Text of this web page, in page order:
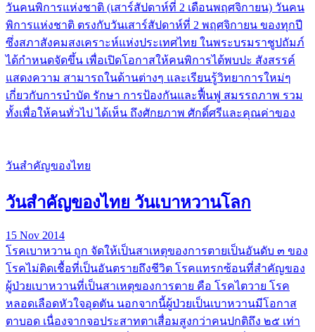
วันคนพิการแห่งชาติ (เสาร์สัปดาห์ที่ 2 เดือนพฤศจิกายน) วันคน
พิการแห่งชาติ ตรงกับวันเสาร์สัปดาห์ที่ 2 พฤศจิกายน ของทุกปี
ซึ่งสภาสังคมสงเคราะห์แห่งประเทศไทย ในพระบรมราชูปถัมภ์
ได้กำหนดจัดขึ้น เพื่อเปิดโอกาสให้คนพิการได้พบปะ สังสรรค์
แสดงความ สามารถในด้านต่างๆ และเรียนรู้วิทยาการใหม่ๆ
เกี่ยวกับการบำบัด รักษา การป้องกันและฟื้นฟู สมรรถภาพ รวม
ทั้งเพื่อให้คนทั่วไป ได้เห็น ถึงศักยภาพ ศักดิ์ศรีและคุณค่าของ
วันสำคัญของไทย
วันสำคัญของไทย วันเบาหวานโลก
15 Nov 2014
โรคเบาหวาน ถูก จัดให้เป็นสาเหตุของการตายเป็นอันดับ ๓ ของ
โรคไม่ติดเชื้อที่เป็นอันตรายถึงชีวิต โรคแทรกซ้อนที่สำคัญของ
ผู้ป่วยเบาหวานที่เป็นสาเหตุของการตาย คือ โรคไตวาย โรค
หลอดเลือดหัวใจอุดตัน นอกจากนี้ผู้ป่วยเป็นเบาหวานมีโอกาส
ตาบอด เนื่องจากจอประสาทตาเสื่อมสูงกว่าคนปกติถึง ๒๕ เท่า